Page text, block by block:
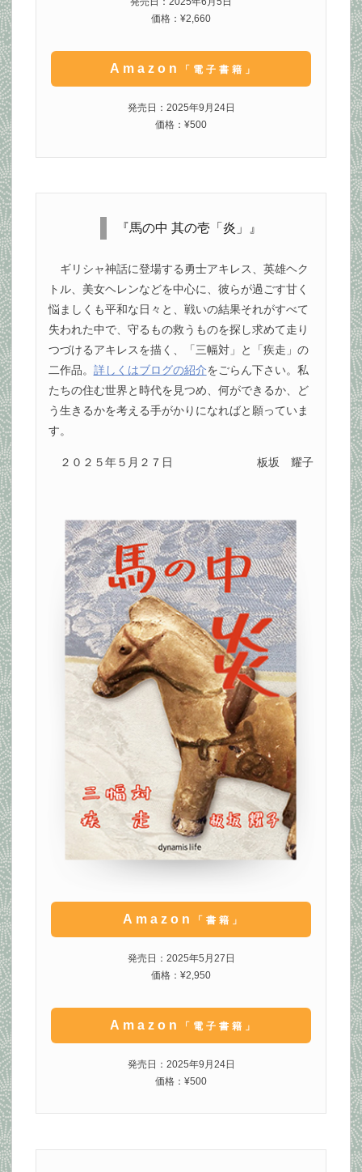
価格：¥2,660
Amazon 「電子書籍」
発売日：2025年9月24日
価格：¥500
『馬の中 其の壱「炎」』
ギリシャ神話に登場する勇士アキレス、英雄ヘク
トル、美女ヘレンなどを中心に、彼らが過ごす甘く
悩ましくも平和な日々と、戦いの結果それがすべて
失われた中で、守るもの救うものを探し求めて走り
つづけるアキレスを描く、「三幅対」と「疾走」の
二作品。 詳しくはブログの紹介をごらん下さい。私
たちの住む世界と時代を見つめ、何ができるか、ど
う生きるかを考える手がかりになればと願っていま
す。
２０２５年５月２７日 板坂 耀子
Amazon 「書籍」
発売日：2025年5月27日
価格：¥2,950
Amazon 「電子書籍」
発売日：2025年9月24日
価格：¥500